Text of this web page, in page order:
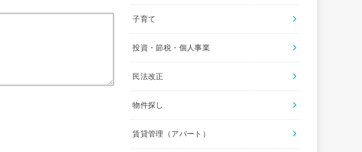
子育て
投資・節税・個人事業
民法改正
物件探し
賃貸管理（アパート）